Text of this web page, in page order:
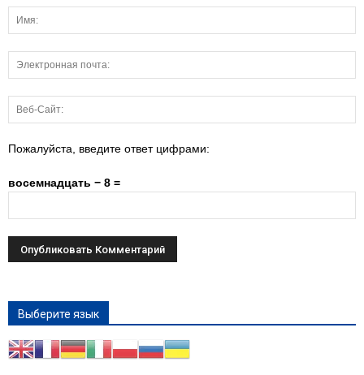
Пожалуйста, введите ответ цифрами:
восемнадцать − 8 =
Выберите язык